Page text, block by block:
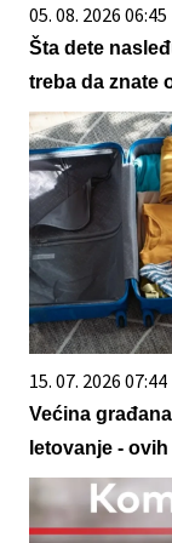
05. 08. 2026 06:45
Šta dete
treba da znate
15. 07. 2026 07:44
Većina
letovanje -